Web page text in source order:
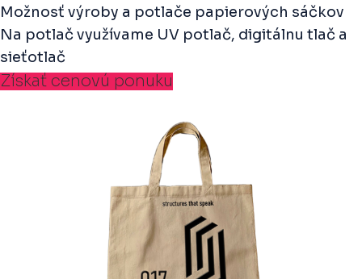
Možnosť výroby a potlače papierových sáčkov
Na potlač využívame UV potlač, digitálnu tlač a
sieťotlač
Získať cenovú ponuku